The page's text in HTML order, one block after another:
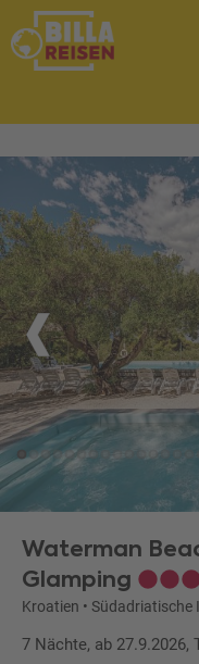
Waterman
Glamping
Kroatien • Südadriatische
7 Nächte, ab 27.9.2026,